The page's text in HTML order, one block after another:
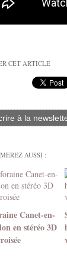
CET ARTICLE
à la
AUSSI :
Canet-en-
en stéréo 3D